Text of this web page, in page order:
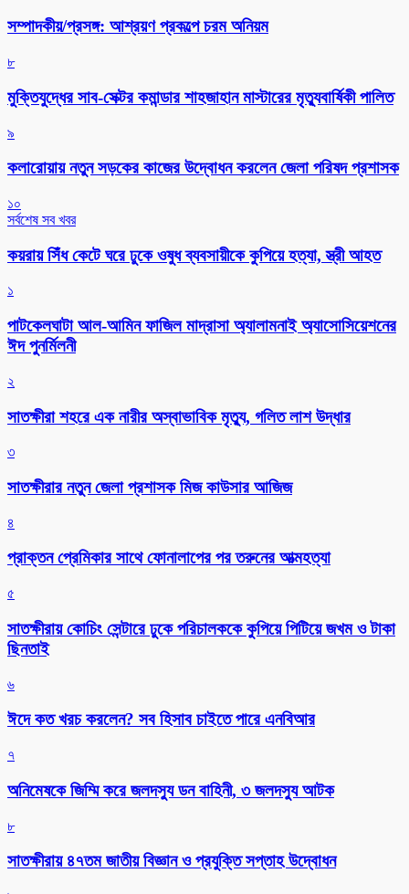
সম্পাদকীয়/প্রসঙ্গ: আশ্রয়ণ প্রকল্পে চরম অনিয়ম
৮
মুক্তিযুদ্ধের সাব-সেক্টর কমান্ডার শাহজাহান মাস্টারের মৃত্যুবার্ষিকী পালিত
৯
কলারোয়ায় নতুন সড়কের কাজের উদ্বোধন করলেন জেলা পরিষদ প্রশাসক
১০
সর্বশেষ সব খবর
কয়রায় সিঁধ কেটে ঘরে ঢুকে ওষুধ ব্যবসায়ীকে কুপিয়ে হত্যা, স্ত্রী আহত
১
পাটকেলঘাটা আল-আমিন ফাজিল মাদ্রাসা অ্যালামনাই অ্যাসোসিয়েশনের
ঈদ পুনর্মিলনী
২
সাতক্ষীরা শহরে এক নারীর অস্বাভাবিক মৃত্যু, গলিত লাশ উদ্ধার
৩
সাতক্ষীরার নতুন জেলা প্রশাসক মিজ কাউসার আজিজ
৪
প্রাক্তন প্রেমিকার সাথে ফোনালাপের পর তরুনের আত্মহত্যা
৫
সাতক্ষীরায় কোচিং সেন্টারে ঢুকে পরিচালককে কুপিয়ে পিটিয়ে জখম ও টাকা
ছিনতাই
৬
ঈদে কত খরচ করলেন? সব হিসাব চাইতে পারে এনবিআর
৭
অনিমেষকে জিম্মি করে জলদস্যু ডন বাহিনী, ৩ জলদস্যু আটক
৮
সাতক্ষীরায় ৪৭তম জাতীয় বিজ্ঞান ও প্রযুক্তি সপ্তাহ উদ্বোধন